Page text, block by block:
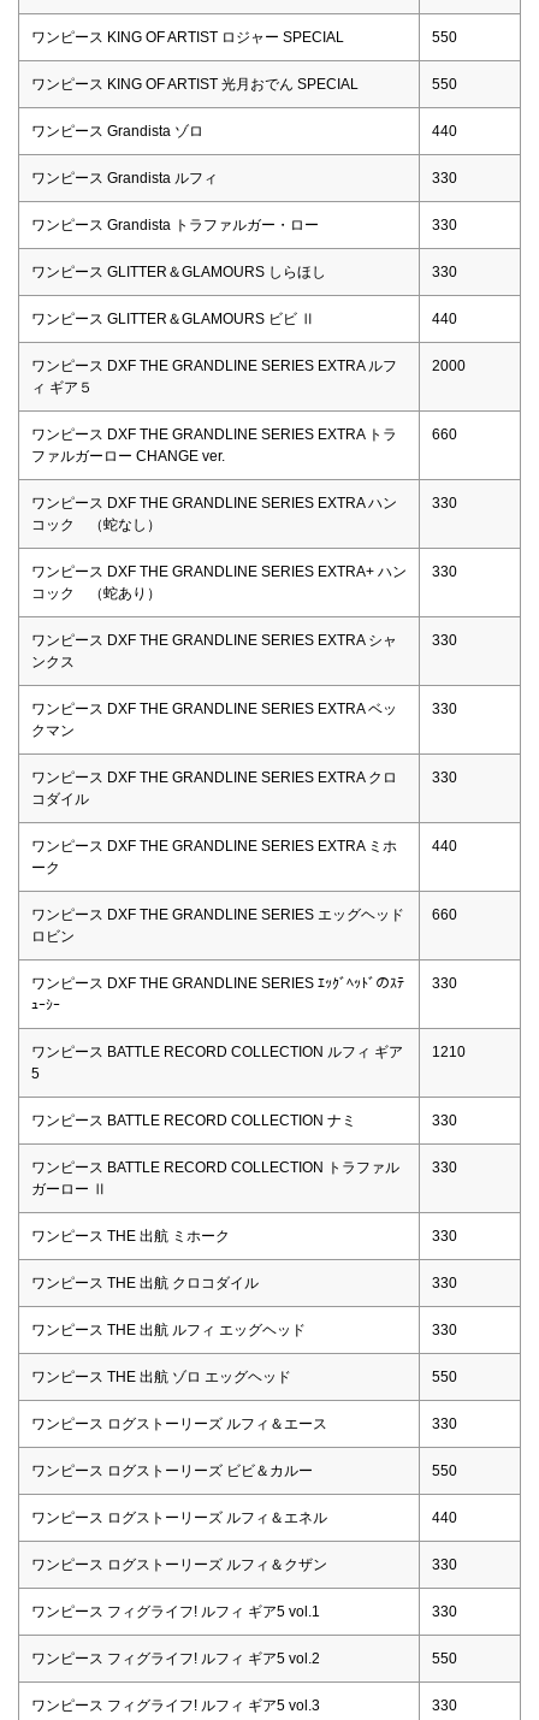
ワンピース KING OF ARTIST ロジャー SPECIAL 550
ワンピース KING OF ARTIST 光月おでん SPECIAL 550
ワンピース Grandista ゾロ 440
ワンピース Grandista ルフィ 330
ワンピース Grandista トラファルガー・ロー 330
ワンピース GLITTER＆GLAMOURS しらほし 330
ワンピース GLITTER＆GLAMOURS ビビ Ⅱ 440
ワンピース DXF THE GRANDLINE SERIES EXTRA ルフ
ィ ギア５
2000
ワンピース DXF THE GRANDLINE SERIES EXTRA トラ
ファルガーロー CHANGE ver.
660
ワンピース DXF THE GRANDLINE SERIES EXTRA ハン
コック （蛇なし）
330
ワンピース DXF THE GRANDLINE SERIES EXTRA+ ハン
コック （蛇あり）
330
ワンピース DXF THE GRANDLINE SERIES EXTRA シャ
ンクス
330
ワンピース DXF THE GRANDLINE SERIES EXTRA ベッ
クマン
330
ワンピース DXF THE GRANDLINE SERIES EXTRA クロ
コダイル
330
ワンピース DXF THE GRANDLINE SERIES EXTRA ミホ
ーク
440
ワンピース DXF THE GRANDLINE SERIES エッグヘッド
ロビン
660
ワンピース DXF THE GRANDLINE SERIES ｴｯｸﾞﾍｯﾄﾞのｽﾃ
ｭｰｼｰ
330
ワンピース BATTLE RECORD COLLECTION ルフィ ギア
5
1210
ワンピース BATTLE RECORD COLLECTION ナミ 330
ワンピース BATTLE RECORD COLLECTION トラファル
ガーロー Ⅱ
330
ワンピース THE 出航 ミホーク 330
ワンピース THE 出航 クロコダイル 330
ワンピース THE 出航 ルフィ エッグヘッド 330
ワンピース THE 出航 ゾロ エッグヘッド 550
ワンピース ログストーリーズ ルフィ＆エース 330
ワンピース ログストーリーズ ビビ＆カルー 550
ワンピース ログストーリーズ ルフィ＆エネル 440
ワンピース ログストーリーズ ルフィ＆クザン 330
ワンピース フィグライフ! ルフィ ギア5 vol.1 330
ワンピース フィグライフ! ルフィ ギア5 vol.2 550
ワンピース フィグライフ! ルフィ ギア5 vol.3 330